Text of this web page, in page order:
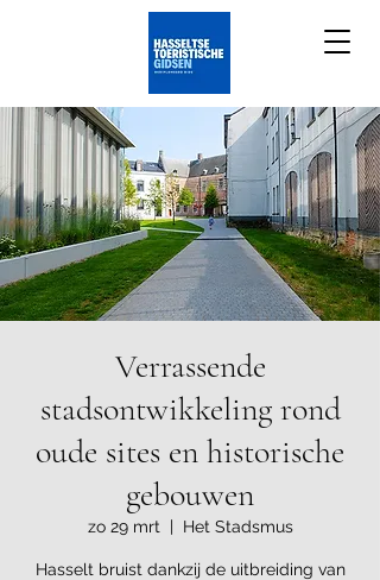
Verrassende
stadsontwikkeling rond
oude sites en historische
gebouwen
zo 29 mrt
  |
Het Stadsmus
Hasselt bruist dankzij de uitbreiding van